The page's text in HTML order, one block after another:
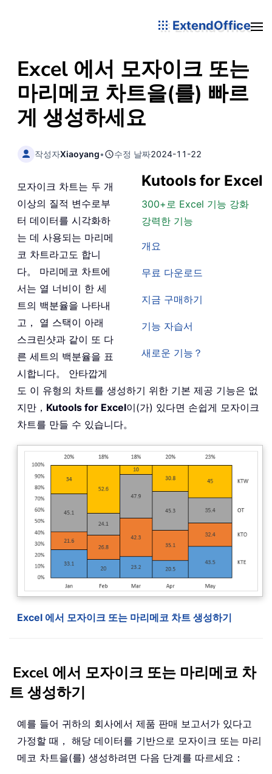
ExtendOffice
Excel 에서 모자이크 또는
마리메코 차트을(를) 빠르
게 생성하세요
작성자Xiaoyang• 수정 날짜2024-11-22
Kutools for Excel
300+로 Excel 기능 강화
강력한 기능
개요
무료 다운로드
지금 구매하기
기능 자습서
새로운 기능？
모자이크 차트는 두 개
이상의 질적 변수로부
터 데이터를 시각화하
는 데 사용되는 마리메
코 차트라고도 합니
다。 마리메코 차트에
서는 열 너비이 한 세
트의 백분율을 나타내
고， 열 스택이 아래
스크린샷과 같이 또 다
른 세트의 백분율을 표
시합니다。 안타깝게
도 이 유형의 차트를 생성하기 위한 기본 제공 기능은 없
지만， Kutools for Excel이(가) 있다면 손쉽게 모자이크
차트를 만들 수 있습니다。
Excel 에서 모자이크 또는 마리메코 차트 생성하기
Excel 에서 모자이크 또는 마리메코 차
트 생성하기
예를 들어 귀하의 회사에서 제품 판매 보고서가 있다고
가정할 때， 해당 데이터를 기반으로 모자이크 또는 마리
메코 차트을(를) 생성하려면 다음 단계를 따르세요：